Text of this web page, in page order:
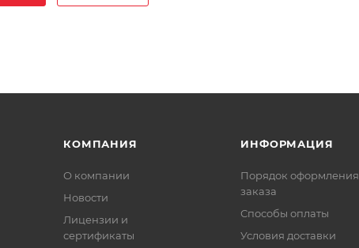
КОМПАНИЯ
О компании
Новости
Лицензии и
сертификаты
ИНФОРМАЦИЯ
Порядок оформления
заказа
Способы оплаты
Условия доставки